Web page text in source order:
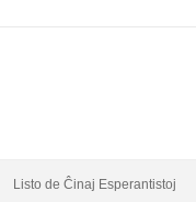
Listo de Ĉinaj Esperantistoj